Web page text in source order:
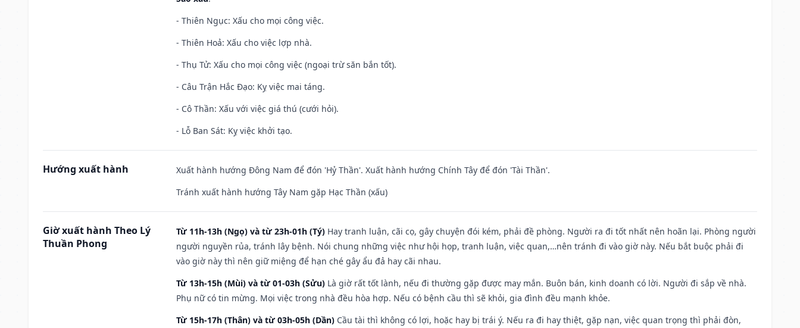
- Thiên Ngục: Xấu cho mọi công việc.
- Thiên Hoả: Xấu cho việc lợp nhà.
- Thụ Tử: Xấu cho mọi công việc (ngoại trừ săn bắn tốt).
- Câu Trận Hắc Đạo: Kỵ việc mai táng.
- Cô Thần: Xấu với việc giá thú (cưới hỏi).
- Lỗ Ban Sát: Kỵ việc khởi tạo.
Hướng xuất hành
Xuất hành hướng Đông Nam để đón 'Hỷ Thần'. Xuất hành hướng Chính Tây để đón 'Tài Thần'.
Tránh xuất hành hướng Tây Nam gặp Hạc Thần (xấu)
Giờ xuất hành Theo Lý
Thuần Phong
Từ 11h-13h (Ngọ) và từ 23h-01h (Tý) Hay tranh luận, cãi cọ, gây chuyện đói kém, phải đề phòng. Người ra đi tốt nhất nên hoãn lại. Phòng người
người nguyền rủa, tránh lây bệnh. Nói chung những việc như hội họp, tranh luận, việc quan,…nên tránh đi vào giờ này. Nếu bắt buộc phải đi
vào giờ này thì nên giữ miệng để hạn ché gây ẩu đả hay cãi nhau.
Từ 13h-15h (Mùi) và từ 01-03h (Sửu) Là giờ rất tốt lành, nếu đi thường gặp được may mắn. Buôn bán, kinh doanh có lời. Người đi sắp về nhà.
Phụ nữ có tin mừng. Mọi việc trong nhà đều hòa hợp. Nếu có bệnh cầu thì sẽ khỏi, gia đình đều mạnh khỏe.
Từ 15h-17h (Thân) và từ 03h-05h (Dần) Cầu tài thì không có lợi, hoặc hay bị trái ý. Nếu ra đi hay thiệt, gặp nạn, việc quan trọng thì phải đòn,